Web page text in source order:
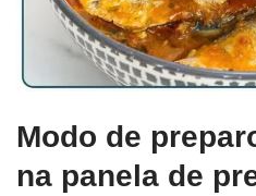
Modo de
na panela de